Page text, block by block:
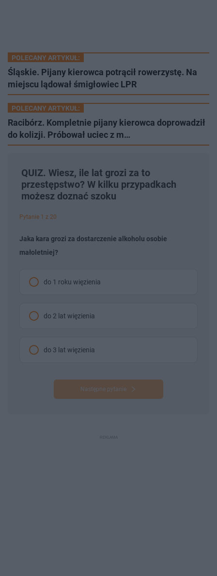
POLECANY ARTYKUŁ:
Śląskie. Pijany kierowca potrącił rowerzystę. Na
miejscu lądował śmigłowiec LPR
POLECANY ARTYKUŁ:
Racibórz. Kompletnie pijany kierowca doprowadził
do kolizji. Próbował uciec z m…
QUIZ. Wiesz, ile lat grozi za to
przestępstwo? W kilku przypadkach
możesz doznać szoku
Pytanie 1 z 20
Jaka kara grozi za dostarczenie alkoholu osobie
małoletniej?
do 1 roku więzienia
do 2 lat więzienia
do 3 lat więzienia
Następne pytanie